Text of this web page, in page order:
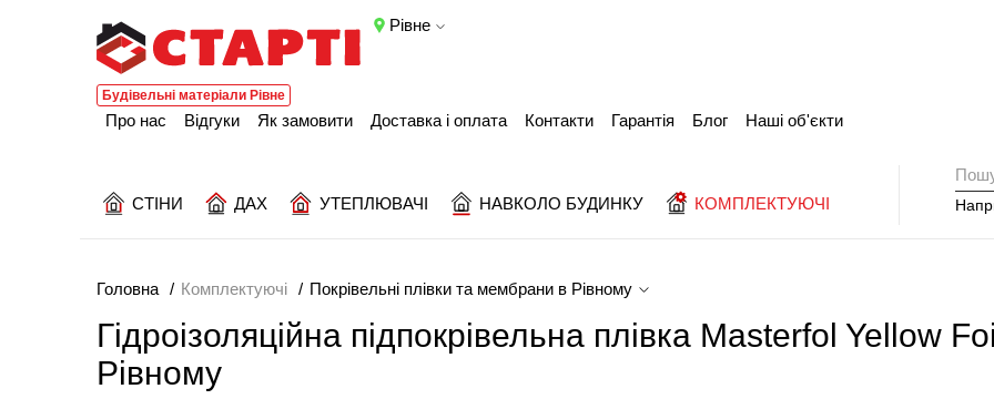
Рівне
Будівельні матеріали Рівне
СТІНИ ДАХ УТЕПЛЮВАЧІ НАВКОЛО БУДИНКУ КОМПЛЕКТУЮЧІ
Про нас Відгуки Як замовити Доставка і оплата Контакти Гарантія Блог Наші об'єкти
Головна Комплектуючі Покрівельні плівки та мембрани в Рівному
Гідроізоляційна підпокрівельна плівка Masterfol Yellow
Рівному